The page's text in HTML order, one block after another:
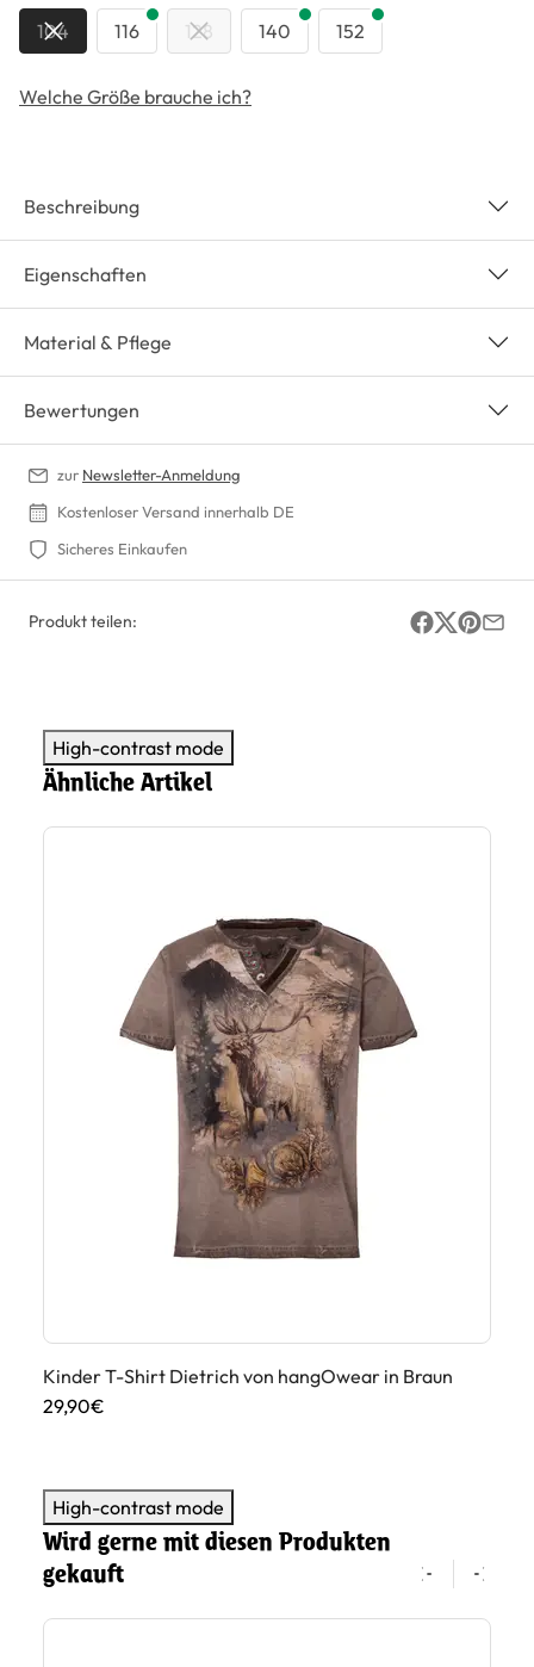
104 116 128 140 152
Welche Größe brauche ich?
Beschreibung
Eigenschaften
Material & Pflege
Bewertungen
zur Newsletter-Anmeldung
Kostenloser Versand innerhalb DE
Sicheres Einkaufen
Produkt teilen:
High-contrast mode
Ähnliche Artikel
Kinder T-Shirt Dietrich von hangOwear in Braun
29,90€
High-contrast mode
Wird gerne mit diesen Produkten
gekauft